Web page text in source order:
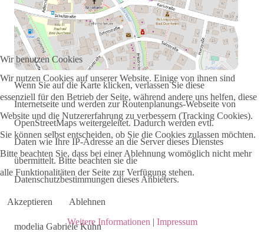
Wenn Sie auf die Karte klicken, verlassen Sie diese
Internetseite und werden zur Routenplanungs-Webseite von
OpenStreetMaps weitergeleitet. Dadurch werden evtl.
Daten wie Ihre IP-Adresse an die Server dieses Dienstes
übermittelt. Bitte beachten sie die
Datenschutzbestimmungen dieses Anbieters.
modelia Gabriele Kuhn
Wir benutzen Cookies
Wir nutzen Cookies auf unserer Website. Einige von ihnen sind
essenziell für den Betrieb der Seite, während andere uns helfen, diese
Website und die Nutzererfahrung zu verbessern (Tracking Cookies).
Sie können selbst entscheiden, ob Sie die Cookies zulassen möchten.
Bitte beachten Sie, dass bei einer Ablehnung womöglich nicht mehr
alle Funktionalitäten der Seite zur Verfügung stehen.
Akzeptieren
Ablehnen
Weitere Informationen | Impressum